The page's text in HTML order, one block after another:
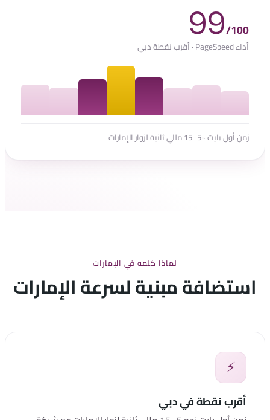
99/100
أداء PageSpeed · أقرب نقطة دبي
زمن أول بايت ~5–15 مللي ثانية لزوار الإمارات
لماذا كلمه في الإمارات
استضافة مبنية لسرعة الإمارات
⚡
أقرب نقطة في دبي